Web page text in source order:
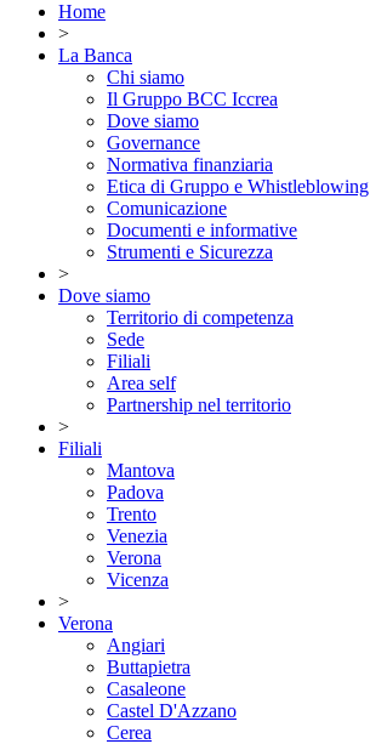
Home
>
La Banca
Chi siamo
Il Gruppo BCC Iccrea
Dove siamo
Governance
Normativa finanziaria
Etica di Gruppo e Whistleblowing
Comunicazione
Documenti e informative
Strumenti e Sicurezza
>
Dove siamo
Territorio di competenza
Sede
Filiali
Area self
Partnership nel territorio
>
Filiali
Mantova
Padova
Trento
Venezia
Verona
Vicenza
>
Verona
Angiari
Buttapietra
Casaleone
Castel D'Azzano
Cerea